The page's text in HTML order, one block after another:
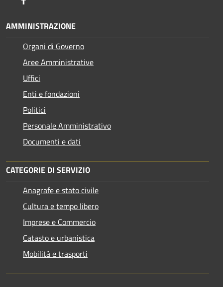
AMMINISTRAZIONE
Organi di Governo
Aree Amministrative
Uffici
Enti e fondazioni
Politici
Personale Amministrativo
Documenti e dati
CATEGORIE DI SERVIZIO
Anagrafe e stato civile
Cultura e tempo libero
Imprese e Commercio
Catasto e urbanistica
Mobilità e trasporti